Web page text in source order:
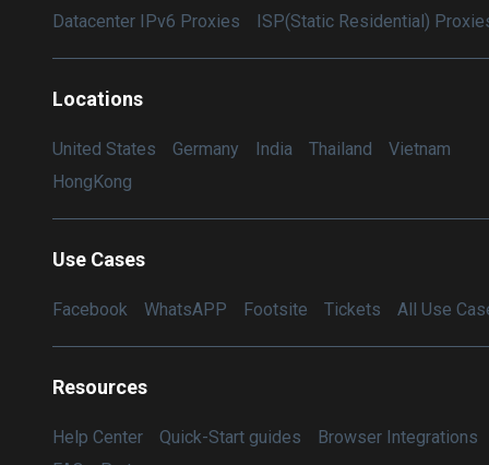
Datacenter IPv6 Proxies
ISP(Static Residential)
Locations
United States Germany India Thailand
Vietnam
HongKong
Use Cases
Facebook WhatsAPP Footsite Tickets All Use
Resources
Help Center Quick-Start guides
Browser Integrations